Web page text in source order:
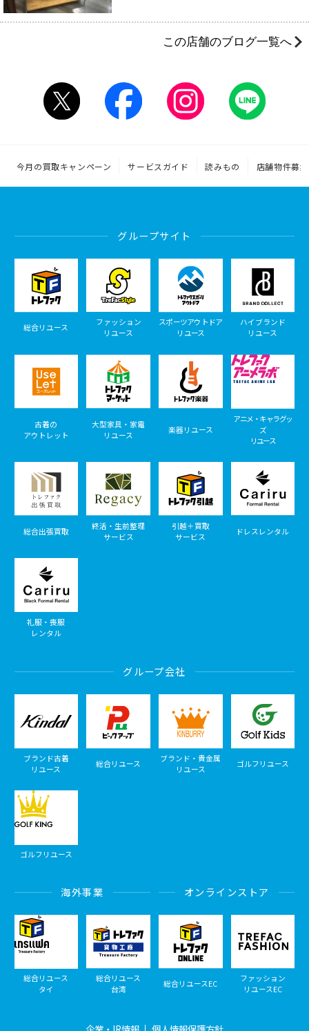
この店舗のブログ一覧へ
今月の買取キャンペーン サービスガイド 読みもの 店舗物件募集
グループサイト
総合リユース
ファッション
リユース
スポーツアウトドア
リユース
ハイブランド
リユース
古着の
アウトレット
大型家具・家電
リユース
楽器リユース
アニメ・キャラグッ
ズ
リユース
総合出張買取
終活・生前整理
サービス
引越＋買取
サービス
ドレスレンタル
礼服・喪服
レンタル
グループ会社
ブランド古着
リユース
総合リユース
ブランド・貴金属
リユース
ゴルフリユース
ゴルフリユース
海外事業
総合リユース
タイ
総合リユース
台湾
オンラインストア
総合リユースEC
ファッション
リユースEC